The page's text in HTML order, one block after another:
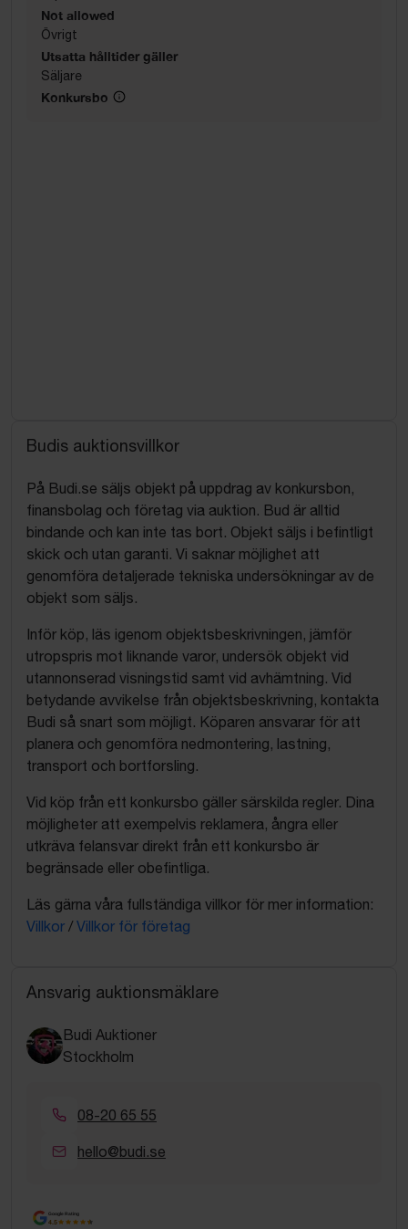
Not allowed
Övrigt
Utsatta hålltider gäller
Säljare
Konkursbo
Budis auktionsvillkor
På Budi.se säljs objekt på uppdrag av konkursbon,
finansbolag och företag via auktion. Bud är alltid
bindande och kan inte tas bort. Objekt säljs i befintligt
skick och utan garanti. Vi saknar möjlighet att
genomföra detaljerade tekniska undersökningar av de
objekt som säljs.
Inför köp, läs igenom objektsbeskrivningen, jämför
utropspris mot liknande varor, undersök objekt vid
utannonserad visningstid samt vid avhämtning. Vid
betydande avvikelse från objektsbeskrivning, kontakta
Budi så snart som möjligt. Köparen ansvarar för att
planera och genomföra nedmontering, lastning,
transport och bortforsling.
Vid köp från ett konkursbo gäller särskilda regler. Dina
möjligheter att exempelvis reklamera, ångra eller
utkräva felansvar direkt från ett konkursbo är
begränsade eller obefintliga.
Läs gärna våra fullständiga villkor för mer information:
Villkor / Villkor för företag
Ansvarig auktionsmäklare
Budi Auktioner
Stockholm
08-20 65 55
hello@budi.se
Google Rating
4.5